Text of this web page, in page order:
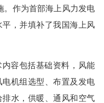
。作为首部海上风力发电
，并填补了我国海上风
容包括基础资料，风能
机组选型、布置及发电
水，供暖、通风和空气